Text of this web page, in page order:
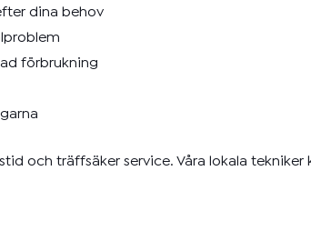
dina behov
förbrukning
och träffsäker service. Våra lokala